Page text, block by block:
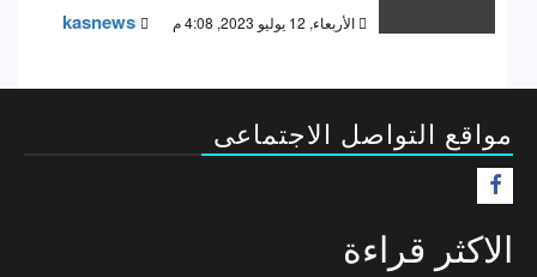
الأربعاء, 12 يوليو 2023, 4:08 م kasnews
مواقع التواصل الاجتماعى
الاكثر قراءة